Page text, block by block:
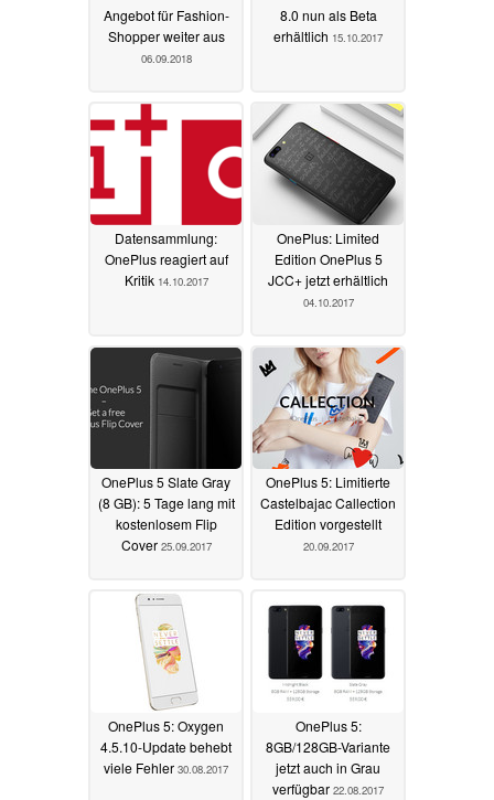
Angebot für Fashion-
Shopper weiter aus
06.09.2018
8.0 nun als Beta
erhältlich 15.10.2017
Datensammlung:
OnePlus reagiert auf
Kritik 14.10.2017
OnePlus: Limited
Edition OnePlus 5
JCC+ jetzt erhältlich
04.10.2017
OnePlus 5 Slate Gray
(8 GB): 5 Tage lang mit
kostenlosem Flip
Cover 25.09.2017
OnePlus 5: Limitierte
Castelbajac Callection
Edition vorgestellt
20.09.2017
OnePlus 5: Oxygen
4.5.10-Update behebt
viele Fehler 30.08.2017
OnePlus 5:
8GB/128GB-Variante
jetzt auch in Grau
verfügbar 22.08.2017